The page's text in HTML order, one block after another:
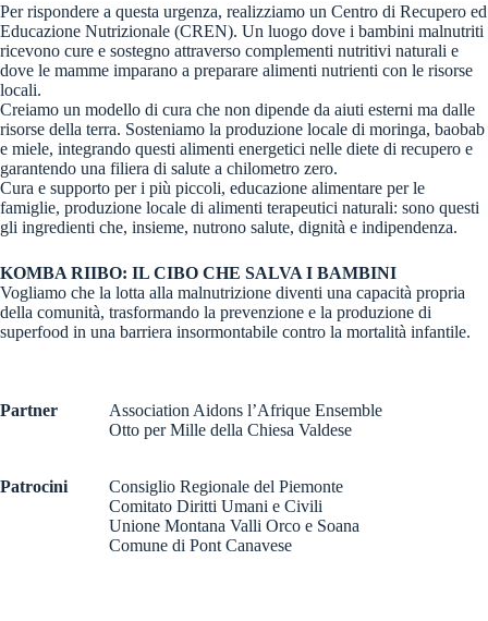
Per rispondere a questa urgenza, realizziamo un Centro di Recupero ed
Educazione Nutrizionale (CREN). Un luogo dove i bambini malnutriti
ricevono cure e sostegno attraverso complementi nutritivi naturali e
dove le mamme imparano a preparare alimenti nutrienti con le risorse
locali.
Creiamo un modello di cura che non dipende da aiuti esterni ma dalle
risorse della terra. Sosteniamo la produzione locale di moringa, baobab
e miele, integrando questi alimenti energetici nelle diete di recupero e
garantendo una filiera di salute a chilometro zero.
Cura e supporto per i più piccoli, educazione alimentare per le
famiglie, produzione locale di alimenti terapeutici naturali: sono questi
gli ingredienti che, insieme, nutrono salute, dignità e indipendenza.
KOMBA RIIBO: IL CIBO CHE SALVA I BAMBINI
Vogliamo che la lotta alla malnutrizione diventi una capacità propria
della comunità, trasformando la prevenzione e la produzione di
superfood in una barriera insormontabile contro la mortalità infantile.
Partner
Association Aidons l’Afrique Ensemble
Otto per Mille della Chiesa Valdese
Patrocini
Consiglio Regionale del Piemonte
Comitato Diritti Umani e Civili
Unione Montana Valli Orco e Soana
Comune di Pont Canavese